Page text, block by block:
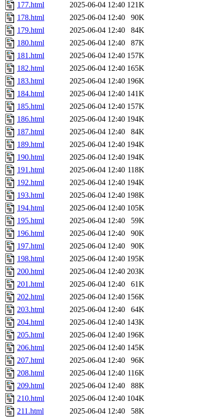
177.html
2025-06-04 12:40 121K
178.html
2025-06-04 12:40
90K
179.html
2025-06-04 12:40
84K
180.html
2025-06-04 12:40
87K
181.html
2025-06-04 12:40 157K
182.html
2025-06-04 12:40 165K
183.html
2025-06-04 12:40 196K
184.html
2025-06-04 12:40 141K
185.html
2025-06-04 12:40 157K
186.html
2025-06-04 12:40 194K
187.html
2025-06-04 12:40
84K
189.html
2025-06-04 12:40 194K
190.html
2025-06-04 12:40 194K
191.html
2025-06-04 12:40 118K
192.html
2025-06-04 12:40 194K
193.html
2025-06-04 12:40 198K
194.html
2025-06-04 12:40 105K
195.html
2025-06-04 12:40
59K
196.html
2025-06-04 12:40
90K
197.html
2025-06-04 12:40
90K
198.html
2025-06-04 12:40 195K
200.html
2025-06-04 12:40 203K
201.html
2025-06-04 12:40
61K
202.html
2025-06-04 12:40 156K
203.html
2025-06-04 12:40
64K
204.html
2025-06-04 12:40 143K
205.html
2025-06-04 12:40 196K
206.html
2025-06-04 12:40 145K
207.html
2025-06-04 12:40
96K
208.html
2025-06-04 12:40 116K
209.html
2025-06-04 12:40
88K
210.html
2025-06-04 12:40 104K
211.html
2025-06-04 12:40
58K